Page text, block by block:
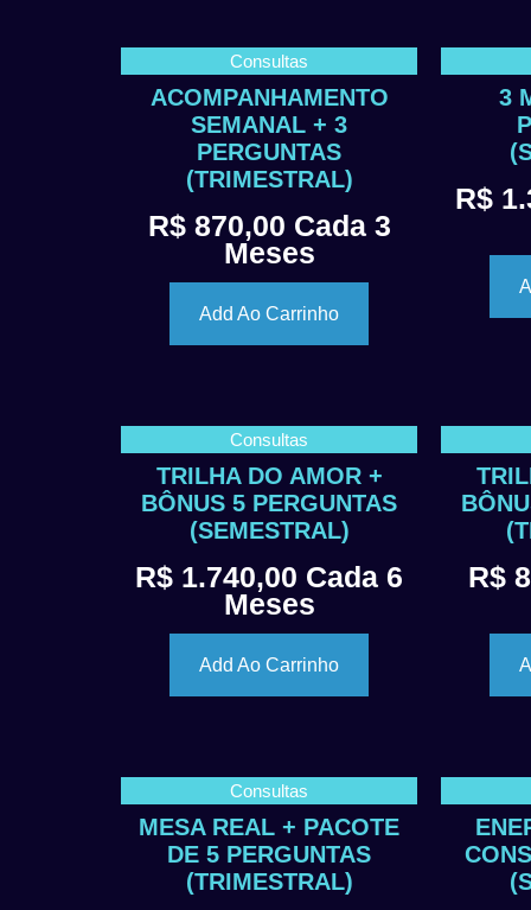
Consultas
ACOMPANHAMENTO
SEMANAL + 3
PERGUNTAS
(TRIMESTRAL)
R$870,00 Cada 3
Meses
Add Ao Carrinho
3
R$
Consultas
TRILHA DO AMOR +
BÔNUS 5 PERGUNTAS
(SEMESTRAL)
R$ 1.740,00 Cada 6
Meses
Add Ao Carrinho
R$
Consultas
MESA REAL + PACOTE
DE 5 PERGUNTAS
(TRIMESTRAL)